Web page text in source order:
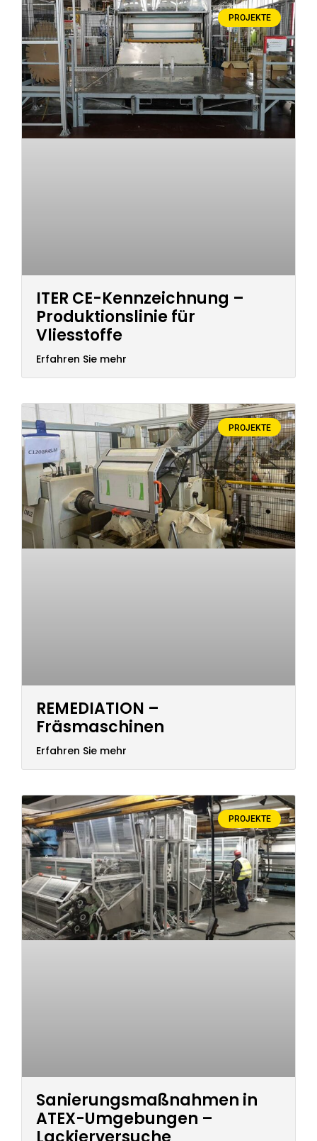
PROJEKTE
ITER CE-Kennzeichnung –
Produktionslinie für
Vliesstoffe
Erfahren Sie mehr
PROJEKTE
REMEDIATION –
Fräsmaschinen
Erfahren Sie mehr
PROJEKTE
Sanierungsmaßnahmen in
ATEX-Umgebungen –